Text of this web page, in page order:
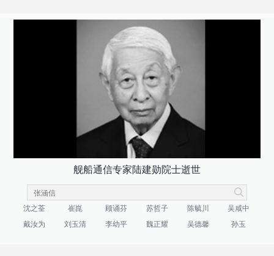
舰船通信专家陆建勋院士逝世
沈之荃 崔崑 顾诵芬 苏哲子 陈毓川
吴咸中
戴汝为
刘玉清 李幼平 魏正耀 吴德馨 孙玉